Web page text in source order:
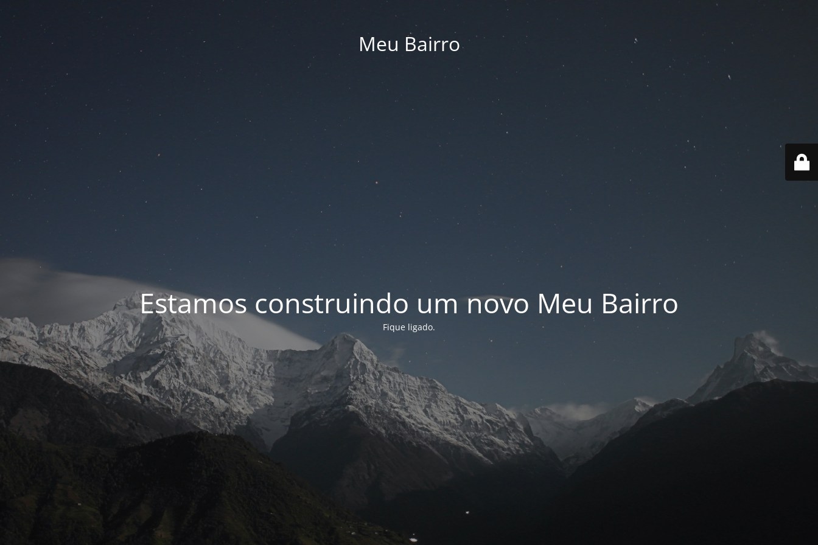
Meu Bairro
Estamos construindo um novo Meu Bairro
Fique ligado.